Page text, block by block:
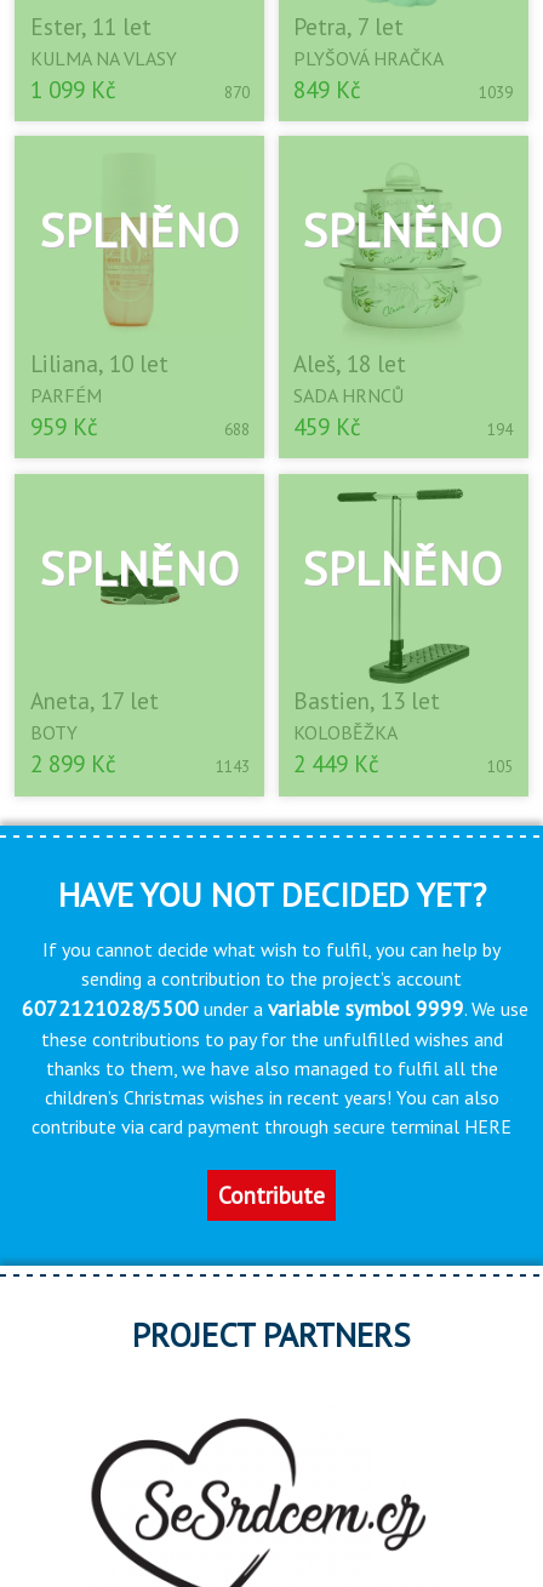
Ester, 11 let
KULMA NA VLASY
1 099 Kč 870
Petra, 7 let
PLYŠOVÁ HRAČKA
849 Kč 1039
Liliana, 10 let
PARFÉM
959 Kč 688
Aleš, 18 let
SADA HRNCŮ
459 Kč 194
Aneta, 17 let
BOTY
2 899 Kč 1143
Bastien, 13 let
KOLOBĚŽKA
2 449 Kč 105
HAVE YOU NOT DECIDED YET?
If you cannot decide what wish to fulfil, you can help by
sending a contribution to the project’s account
6072121028/5500under a variable symbol 9999. We use
these contributions to pay for the unfulfilled wishes and
thanks to them, we have also managed to fulfil all the
children’s Christmas wishes in recent years! You can also
contribute via card payment through secure terminal HERE
Contribute
PROJECT PARTNERS